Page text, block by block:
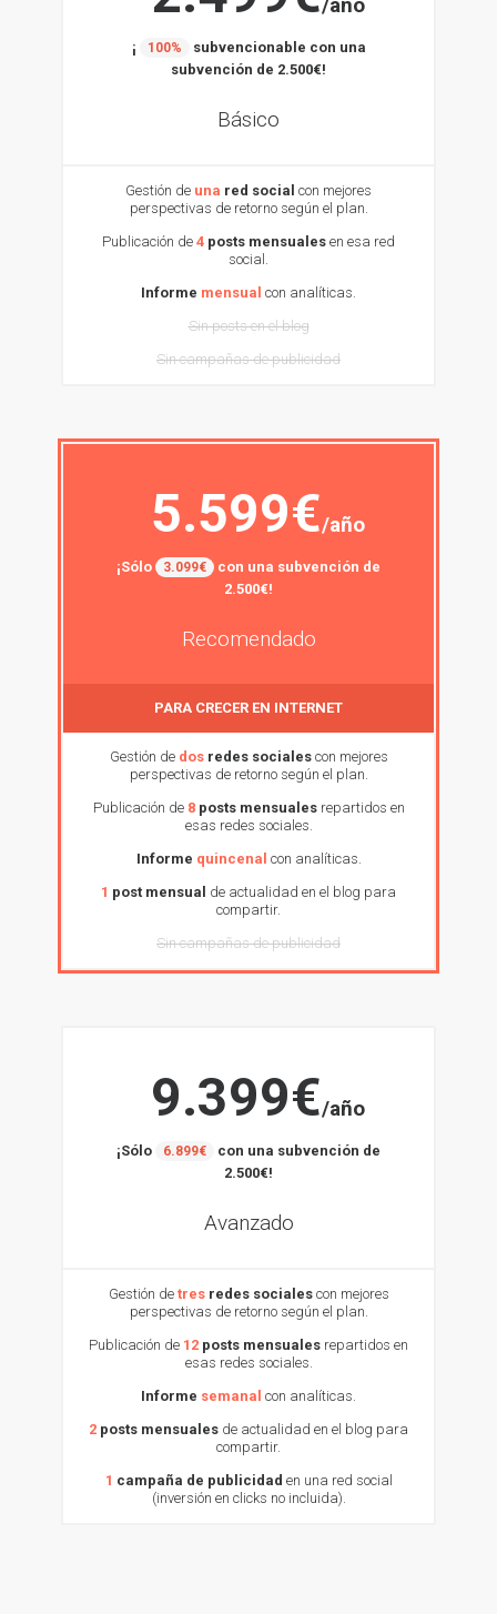
¡ 100%
subvencionable con una
subvención de 2.500€!
Básico
Gestión de una red social con mejores
perspectivas de retorno según el plan.
Publicación de 4 posts mensuales en esa red
social.
Informe mensual con analíticas.
Sin posts en el blog
Sin campañas de publicidad
5.599€/año
¡Sólo 3.099€
con una subvención de
2.500€!
Recomendado
PARA CRECER EN INTERNET
Gestión de dosredes socialescon mejores
perspectivas de retorno según el plan.
Publicación de 8posts mensualesrepartidos en
esas redes sociales.
Informe quincenal con analíticas.
1 post mensual de actualidad en el blog para
compartir.
Sin campañas de publicidad
9.399€/año
¡Sólo 6.899€
con una subvención de
2.500€!
Avanzado
Gestión de tresredes socialescon mejores
perspectivas de retorno según el plan.
Publicación de 12 posts mensuales repartidos en
esas redes sociales.
Informe semanal con analíticas.
2 posts mensuales de actualidad en el blog para
compartir.
1 campaña de publicidad en una red social
(inversión en clicks no incluida).